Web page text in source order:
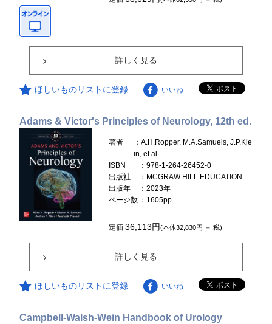
詳しく見る
ほしいものリストに登録 いいね
Adams & Victor's Principles of Neurology, 12th ed.
著者
：A.H.Ropper, M.A.Samuels, J.P.Kle
in, et al.
ISBN
：978-1-264-26452-0
出版社
：MCGRAW HILL EDUCATION
出版年
：2023年
ページ数 ：1605pp.
定価36,113円(本体32,830円 ＋ 税)
詳しく見る
ほしいものリストに登録 いいね
Campbell-Walsh-Wein Handbook of Urology